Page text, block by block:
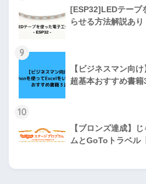
[ESP32]LEDテープ
らせる方法解説あり
9
【ビジネスマン向
超基本おすすめ書籍
10
【ブロンズ達成】
ムとGoToトラベル